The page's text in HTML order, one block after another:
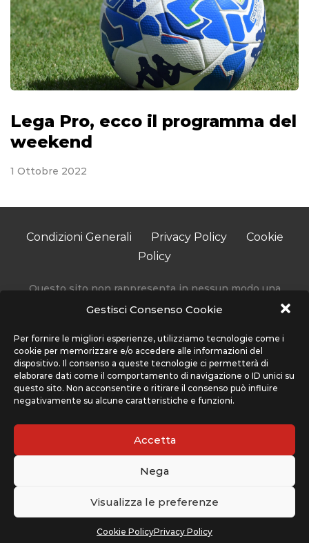
Gestisci Consenso Cookie
Per fornire le migliori esperienze, utilizziamo tecnologie come i
cookie per memorizzare e/o accedere alle informazioni del
dispositivo. Il consenso a queste tecnologie ci permetterà di
elaborare dati come il comportamento di navigazione o ID unici su
questo sito. Non acconsentire o ritirare il consenso può influire
negativamente su alcune caratteristiche e funzioni.
Accetta
Nega
Visualizza le preferenze
Cookie PolicyPrivacy Policy
Lega Pro, ecco il programma del
weekend
1 Ottobre 2022
Condizioni Generali Privacy Policy
Cookie
Policy
Questo sito non rappresenta in nessun modo una
testata giornalistica in quanto viene aggiornato senza
Accedendo, usando o navigando sul nostro sito stai
accettando l’utilizzo di determinati cookie per migliorare
la tua esperienza. Sport Network non utilizza cookie che
interferiscono con la tua privacy, ma solo quelli che
migliorano l’uso del nostro sito, ti preghiamo di far
Policy per maggiori informazioni su come usiamo i cookie
e come cancellarli nel caso lo desiderassi.
Il sito www.cplaynews.it è gestito da Sport Network srl,
con sede legale a Piazza Indipendenza 11/B - 00185 Roma
(RM)
© 2022